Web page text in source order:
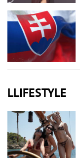
LLIFESTYLE